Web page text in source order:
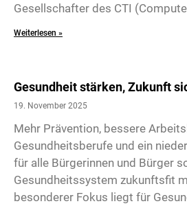
Gesellschafter des CTI
Weiterlesen »
Gesundheit stärken, Zukunft
19. November 2025
Mehr Prävention, bessere
Gesundheitsberufe und ein
für alle Bürgerinnen und Bürger
Gesundheitssystem zukunftsfit
besonderer Fokus liegt für